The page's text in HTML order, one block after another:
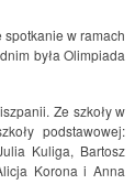
w ramach
była Olimpiada
Ze szkoły w
podstawowej:
Kuliga, Bartosz
Korona i Anna